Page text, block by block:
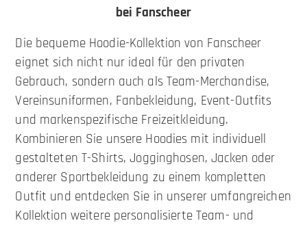
bei Fanscheer
Die bequeme Hoodie-Kollektion von Fanscheer
eignet sich nicht nur ideal für den privaten
Gebrauch, sondern auch als Team-Merchandise,
Vereinsuniformen, Fanbekleidung, Event-Outfits
und markenspezifische Freizeitkleidung.
Kombinieren Sie unsere Hoodies mit individuell
gestalteten T-Shirts, Jogginghosen, Jacken oder
anderer Sportbekleidung zu einem kompletten
Outfit und entdecken Sie in unserer umfangreichen
Kollektion weitere personalisierte Team- und